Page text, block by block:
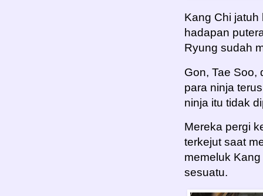
Kang Chi
hadapan
Ryung sudah
Gon, Tae Soo,
para ninja
ninja itu tidak
Mereka pergi
terkejut saat
memeluk
sesuatu.